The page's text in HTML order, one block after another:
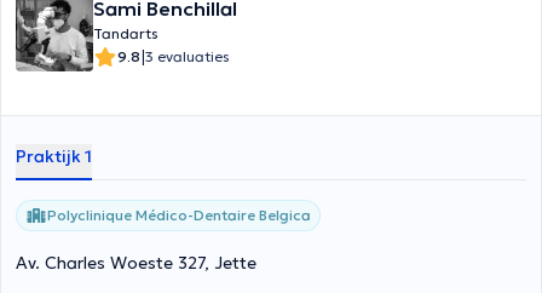
Sami Benchillal
Tandarts
9.8|3 evaluaties
Praktijk 1
Polyclinique Médico-Dentaire Belgica
Av. Charles Woeste 327, Jette